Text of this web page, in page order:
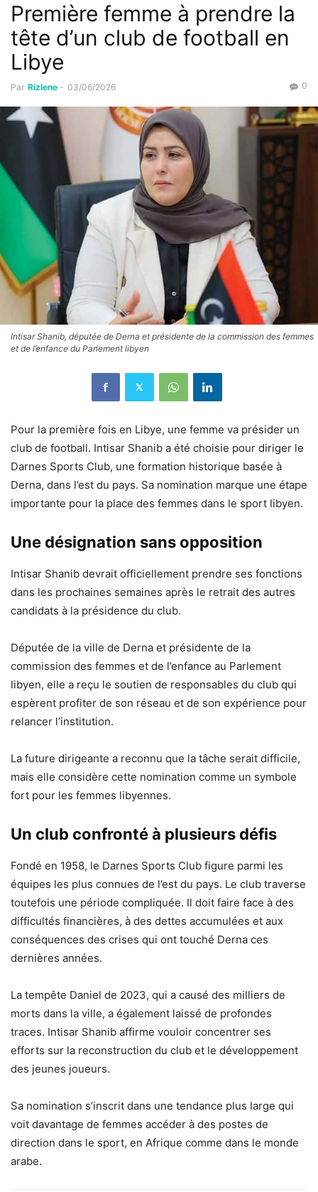
Première femme à prendre la
tête d’un club de football en
Libye
Par Rizlene - 03/06/2026 0
Intisar Shanib, députée de Derna et présidente de la commission des femmes
et de l’enfance du Parlement libyen
Pour la première fois en Libye, une femme va présider un
club de football. Intisar Shanib a été choisie pour diriger le
Darnes Sports Club, une formation historique basée à
Derna, dans l’est du pays. Sa nomination marque une étape
importante pour la place des femmes dans le sport libyen.
Une désignation sans opposition
Intisar Shanib devrait officiellement prendre ses fonctions
dans les prochaines semaines après le retrait des autres
candidats à la présidence du club.
Députée de la ville de Derna et présidente de la
commission des femmes et de l’enfance au Parlement
libyen, elle a reçu le soutien de responsables du club qui
espèrent profiter de son réseau et de son expérience pour
relancer l’institution.
La future dirigeante a reconnu que la tâche serait difficile,
mais elle considère cette nomination comme un symbole
fort pour les femmes libyennes.
Un club confronté à plusieurs défis
Fondé en 1958, le Darnes Sports Club figure parmi les
équipes les plus connues de l’est du pays. Le club traverse
toutefois une période compliquée. Il doit faire face à des
difficultés financières, à des dettes accumulées et aux
conséquences des crises qui ont touché Derna ces
dernières années.
La tempête Daniel de 2023, qui a causé des milliers de
morts dans la ville, a également laissé de profondes
traces. Intisar Shanib affirme vouloir concentrer ses
efforts sur la reconstruction du club et le développement
des jeunes joueurs.
Sa nomination s’inscrit dans une tendance plus large qui
voit davantage de femmes accéder à des postes de
direction dans le sport, en Afrique comme dans le monde
arabe.